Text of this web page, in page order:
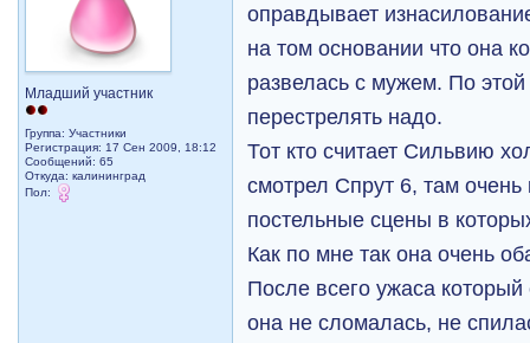
Младший участник
Группа: Участники
Регистрация: 17 Сен 2009, 18:12
Сообщений: 65
Откуда: калининград
Пол:
оправдывает
на том основании что она
развелась с мужем. По
перестрелять надо.
Тот кто считает Сильвию
смотрел Спрут 6, там
постельные сцены в
Как по мне так она очень
После всего ужаса
она не сломалась, не